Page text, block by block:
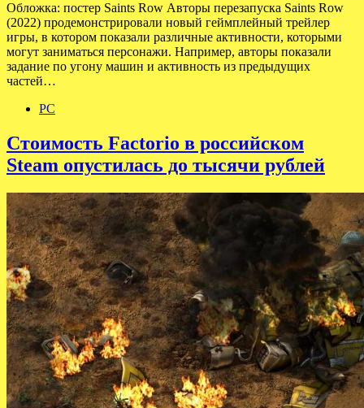
Обложка: постер Saints Row Авторы перезапуска Saints Row
(2022) продемонстрировали новый геймплейный трейлер
игры, в котором показали различные активности, которыми
могут заниматься персонажи. Например, авторы показали
задание по угону машин и активность из предыдущих
частей…
PC
Стоимость Factorio в российском
Steam опустилась до тысячи рублей